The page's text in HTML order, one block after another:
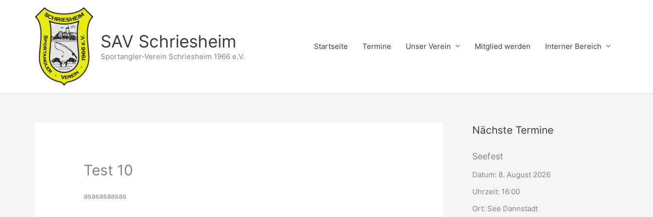
SAV Schriesheim
Sportangler-Verein Schriesheim 1966 e.V.
Startseite Termine Unser Verein Mitglied werden Interner Bereich
Test 10
asasasaasas
Nächste Termine
Seefest
Datum: 8. August 2026
Uhrzeit: 16:00
Ort: See Dannstadt